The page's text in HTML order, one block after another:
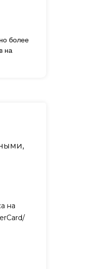
более
на
на